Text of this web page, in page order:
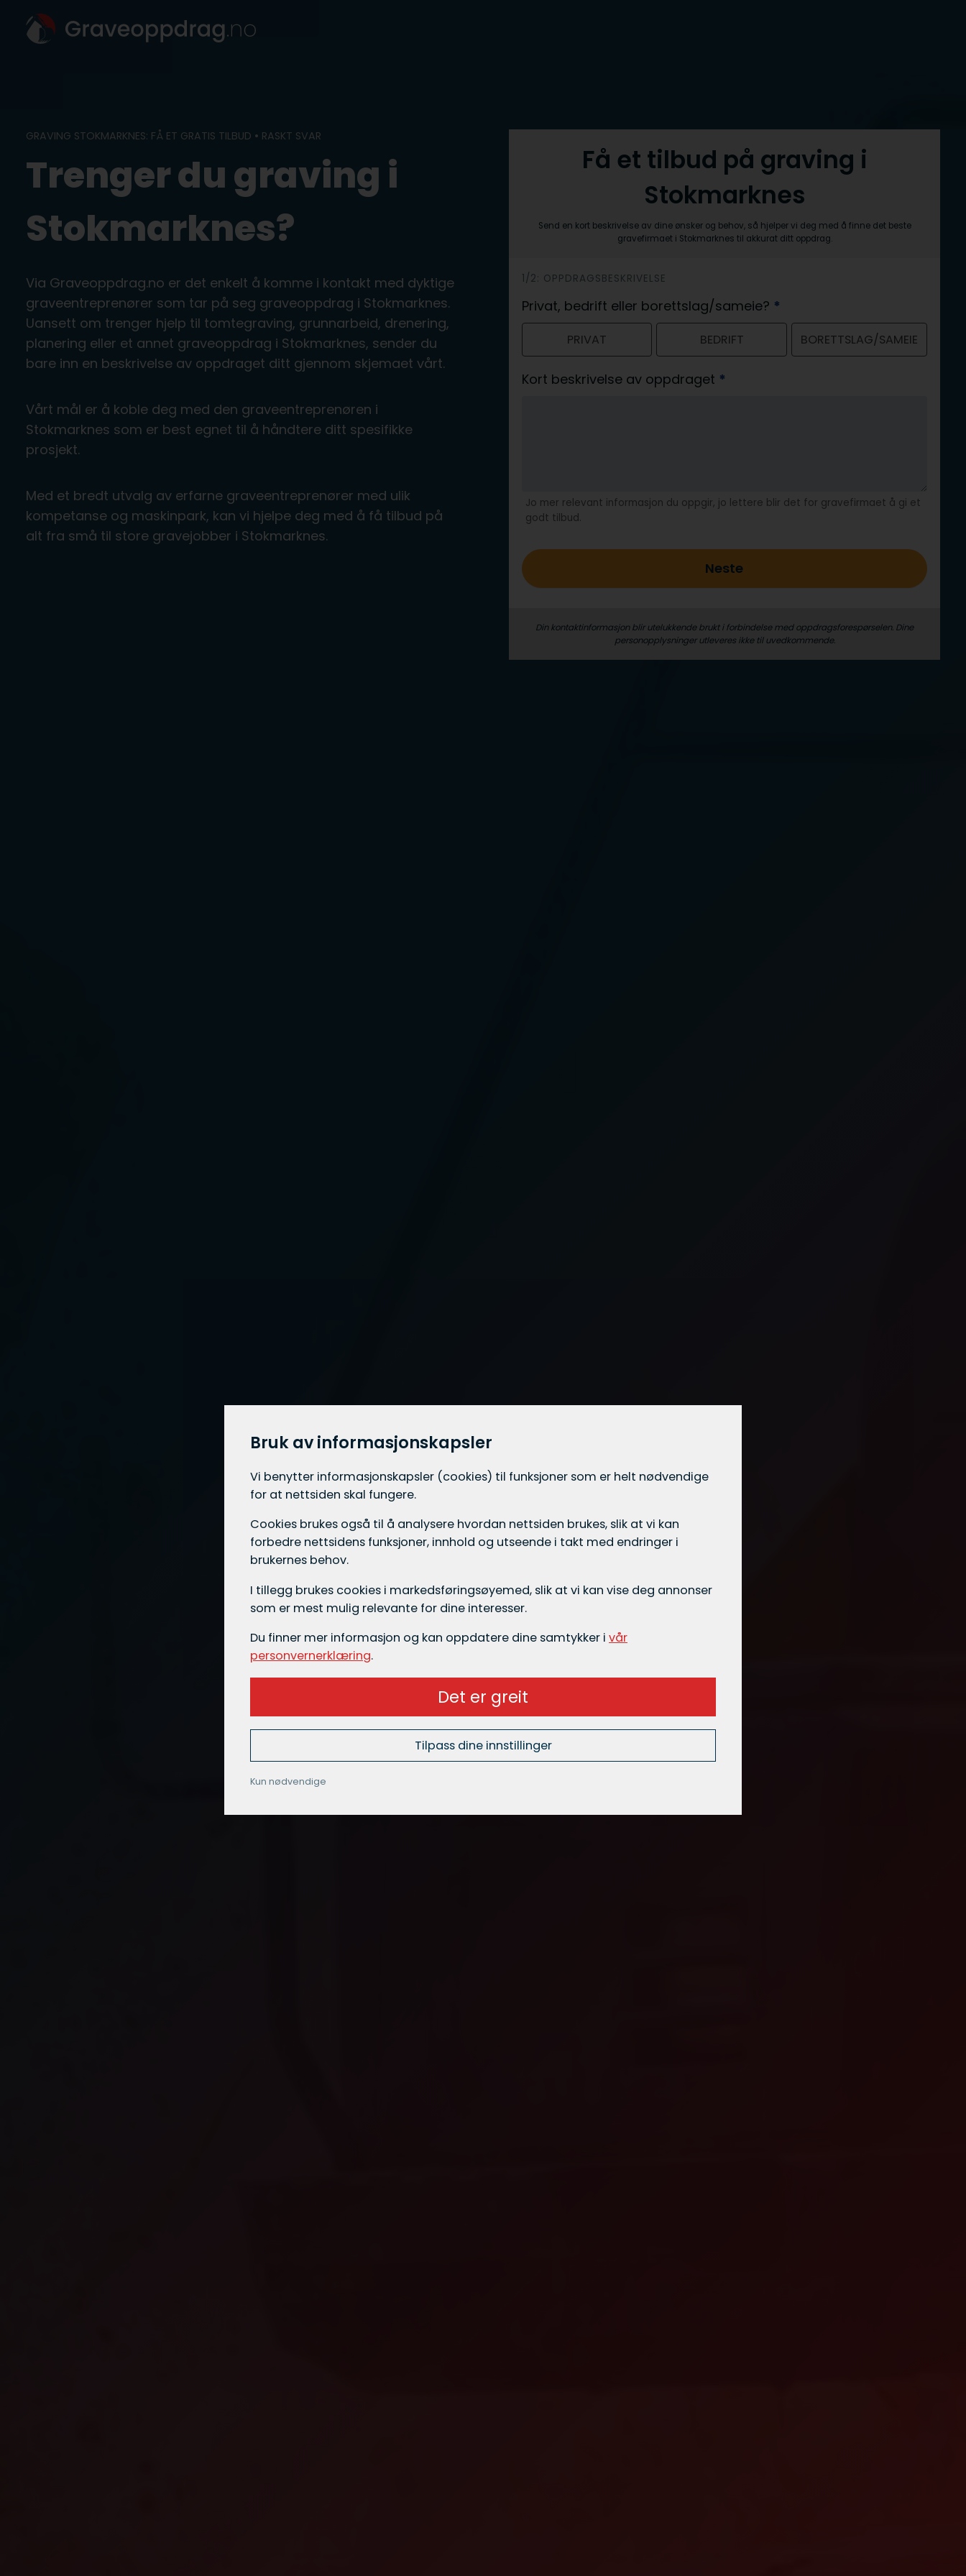
content
GRAVING STOKMARKNES: FÅ ET GRATIS TILBUD • RASKT SVAR
Trenger du graving i
Stokmarknes?
Via Graveoppdrag.no er det enkelt å komme i kontakt med dyktige
graveentreprenører som tar på seg graveoppdrag i Stokmarknes.
Uansett om trenger hjelp til tomtegraving, grunnarbeid, drenering,
planering eller et annet graveoppdrag i Stokmarknes, sender du
bare inn en beskrivelse av oppdraget ditt gjennom skjemaet vårt.
Vårt mål er å koble deg med den graveentreprenøren i
Stokmarknes som er best egnet til å håndtere ditt spesifikke
prosjekt.
Med et bredt utvalg av erfarne graveentreprenører med ulik
kompetanse og maskinpark, kan vi hjelpe deg med å få tilbud på
alt fra små til store gravejobber i Stokmarknes.
Få et tilbud på graving i
Stokmarknes
Send en kort beskrivelse av dine ønsker og behov, så hjelper vi deg med å finne det beste
gravefirmaet i Stokmarknes til akkurat ditt oppdrag.
h
e
r
1/2: OPPDRAGSBESKRIVELSE
Privat, bedrift eller borettslag/sameie? *
PRIVAT BEDRIFT BORETTSLAG/SAMEIE
Kort beskrivelse av oppdraget *
Jo mer relevant informasjon du oppgir, jo lettere blir det for gravefirmaet å gi et
godt tilbud.
Neste
Din kontaktinformasjon blir utelukkende brukt i forbindelse med oppdrags­forespørselen. Dine
person­­opplysninger utleveres ikke til uvedkommende.
Bruk av informasjonskapsler
Vi benytter informasjons­kapsler (cookies) til funksjoner som er helt nødvendige
for at nettsiden skal fungere.
Cookies brukes også til å analysere hvordan nettsiden brukes, slik at vi kan
forbedre nettsidens funksjoner, innhold og utseende i takt med endringer i
brukernes behov.
I tillegg brukes cookies i markedsførings­øyemed, slik at vi kan vise deg annonser
som er mest mulig relevante for dine interesser.
Du finner mer informasjon og kan oppdatere dine samtykker i vår
personvernerklæring.
Det er greit
Tilpass dine innstillinger
Kun nødvendige